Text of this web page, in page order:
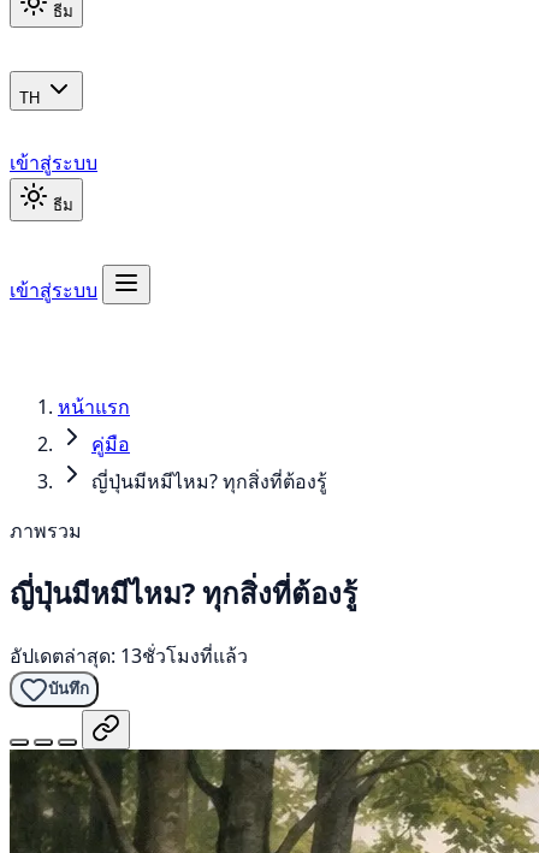
ธีม
TH
เข้าสู่ระบบ
ธีม
เข้าสู่ระบบ
หน้าแรก
คู่มือ
ญี่ปุ่นมีหมีไหม? ทุกสิ่งที่ต้องรู้
ภาพรวม
ญี่ปุ่นมีหมีไหม? ทุกสิ่งที่ต้องรู้
อัปเดตล่าสุด: 13ชั่วโมงที่แล้ว
บันทึก